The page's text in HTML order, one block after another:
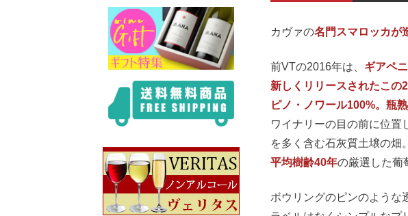
カヴァの名門スマロッカが
前VTの2016年は、 ギアペ
新しくリリースされたこの
ピノ・ノワール100%。瓶
ワイナリーの目の前に位置
を多く含む石灰質土壌の畑。
平均樹齢40年の厳選した葡
ボウリングのピンのような